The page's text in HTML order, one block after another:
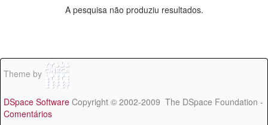
A pesquisa não produziu resultados.
Theme by
DSpace Software Copyright © 2002-2009 The DSpace Foundation -
Comentários